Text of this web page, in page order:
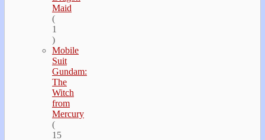
Maid
(
1
)
Mobile
Suit
Gundam:
The
Witch
from
Mercury
(
15